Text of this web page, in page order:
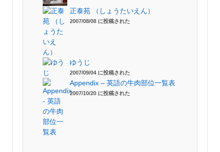
正泰苑 （しょうたいえん）
2007/08/08 に投稿された
ゆうじ
2007/09/04 に投稿された
Appendix – 英語の牛肉部位一覧表
2007/10/20 に投稿された